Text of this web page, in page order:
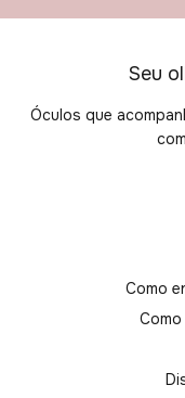
Seu
Óculos que
Como